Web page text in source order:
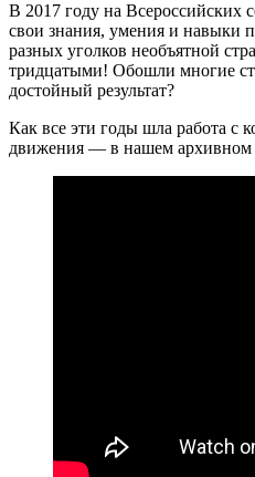
В 2017 году на Всероссийских
свои знания, умения и навыки
разных уголков необъятной
тридцатыми! Обошли многие
достойный результат?
Как все эти годы шла работа с
движения — в нашем архивном